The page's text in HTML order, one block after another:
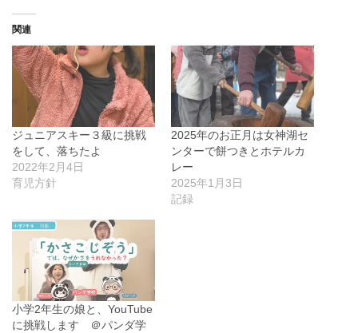
関連
ジュニアスキー３級に挑戦
をして、落ちたよ
2022年2月4日
育児方針
2025年のお正月は女神湖セ
ンターで餅つきとホテルカ
レー
2025年1月3日
記録
小学2年生の娘と、YouTube
に挑戦します ＠パンダ学